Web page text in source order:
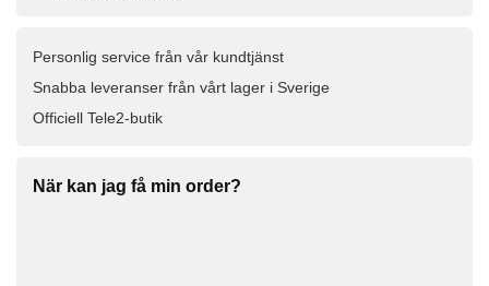
Personlig service från vår kundtjänst
Snabba leveranser från vårt lager i Sverige
Officiell Tele2-butik
När kan jag få min order?